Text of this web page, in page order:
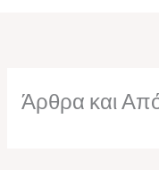
Άρθρα και